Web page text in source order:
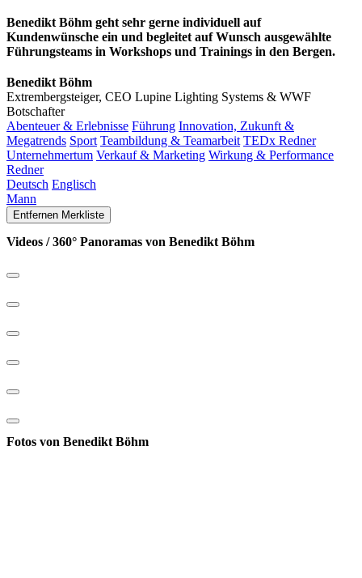
Benedikt Böhm geht sehr gerne individuell auf
Kundenwünsche ein und begleitet auf Wunsch ausgewählte
Führungsteams in Workshops und Trainings in den Bergen.
Benedikt Böhm
Extrembergsteiger, CEO Lupine Lighting Systems & WWF
Botschafter
Abenteuer & Erlebnisse Führung Innovation, Zukunft &
Megatrends Sport Teambildung & Teamarbeit TEDx Redner
Unternehmertum Verkauf & Marketing Wirkung & Performance
Redner
Deutsch Englisch
Mann
Entfernen Merkliste
Videos / 360° Panoramas von Benedikt Böhm
Fotos von Benedikt Böhm